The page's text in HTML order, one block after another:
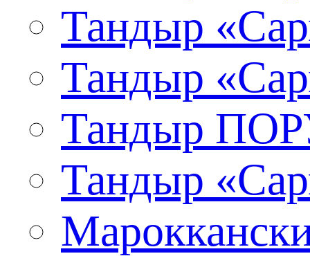
Тандыр
Тандыр
Тандыр
Тандыр